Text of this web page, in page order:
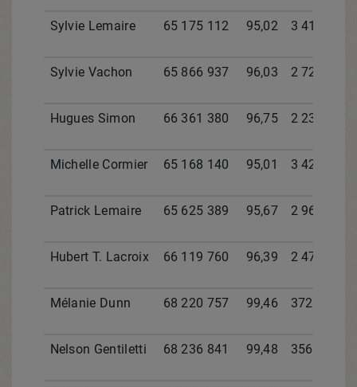
Sylvie Lemaire 65 175 112 95,02 3 417 945
Sylvie Vachon 65 866 937 96,03 2 726 270
Hugues Simon 66 361 380 96,75 2 231 827
Michelle Cormier 65 168 140 95,01 3 425 067
Patrick Lemaire 65 625 389 95,67 2 967 668
Hubert T. Lacroix 66 119 760 96,39 2 473 447
Mélanie Dunn 68 220 757 99,46 372 450
Nelson Gentiletti 68 236 841 99,48 356 366